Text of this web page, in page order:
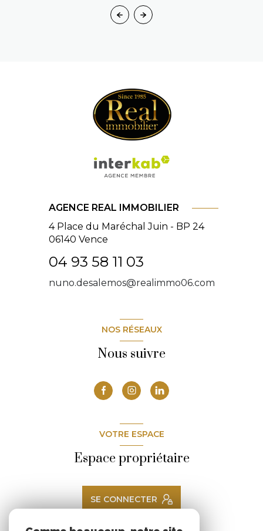
AGENCE REAL IMMOBILIER
4 Place du Maréchal Juin - BP 24
06140 Vence
04 93 58 11 03
nuno.desalemos@realimmo06.com
NOS RÉSEAUX
Nous suivre
VOTRE ESPACE
Espace propriétaire
SE CONNECTER